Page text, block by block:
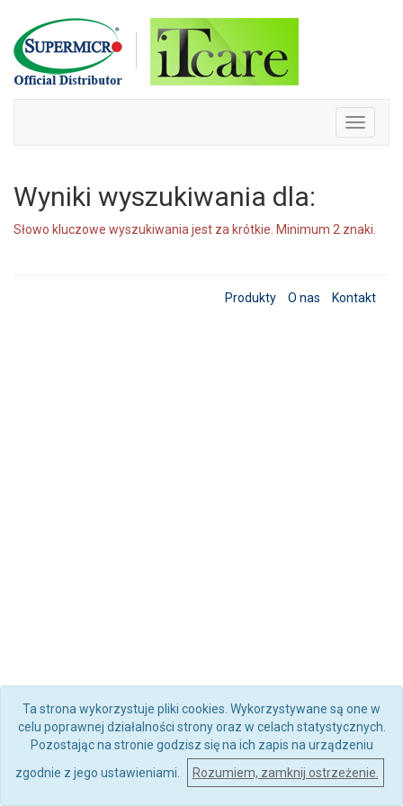
Skip
to
content
Toggle
Wyniki wyszukiwania dla:
Słowo kluczowe wyszukiwania jest za krótkie. Minimum 2 znaki.
Produkty O nas Kontakt
Ta strona wykorzystuje pliki cookies. Wykorzystywane są one w
celu poprawnej działalności strony oraz w celach statystycznych.
Pozostając na stronie godzisz się na ich zapis na urządzeniu
zgodnie z jego ustawieniami.
Rozumiem, zamknij ostrzeżenie.